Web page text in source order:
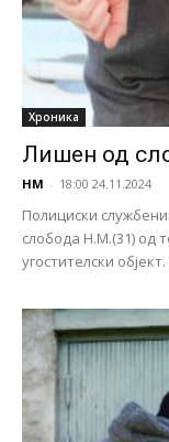
Хроника
Лишен од
НМ - 18:00 24.11.2024
Полициски
слобода Н.М.(31) од
угостителски